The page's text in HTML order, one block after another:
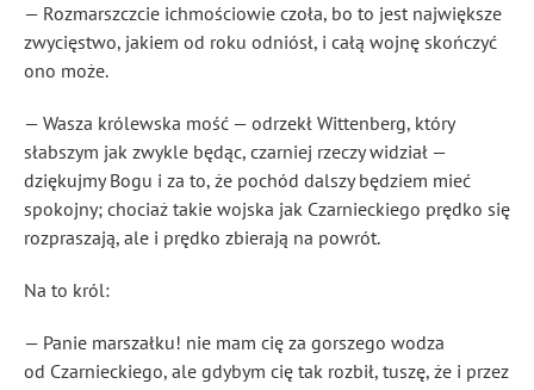
— Rozmarszczcie ichmościowie czoła, bo to jest największe
zwycięstwo, jakiem od roku odniósł, i całą wojnę skończyć
ono może.
— Wasza królewska mość — odrzekł Wittenberg, który
słabszym jak zwykle będąc, czarniej rzeczy widział —
dziękujmy Bogu i za to, że pochód dalszy będziem mieć
spokojny; chociaż takie wojska jak Czarnieckiego prędko się
rozpraszają, ale i prędko zbierają na powrót.
Na to król:
— Panie marszałku! nie mam cię za gorszego wodza
od Czarnieckiego, ale gdybym cię tak rozbił, tuszę, że i przez